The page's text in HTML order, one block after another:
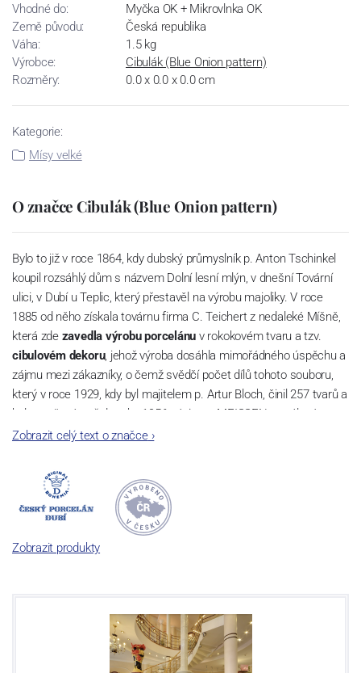
Vhodné do:
Myčka OK + Mikrovlnka OK
Země původu:
Česká republika
Váha:
1.5 kg
Výrobce:
Cibulák (Blue Onion pattern)
Rozměry:
0.0 x 0.0 x 0.0 cm
Kategorie:
Mísy velké
O značce Cibulák (Blue Onion pattern)
Bylo to již v roce 1864, kdy dubský průmyslník p. Anton Tschinkel
koupil rozsáhlý dům s názvem Dolní lesní mlýn, v dnešní Tovární
ulici, v Dubí u Teplic, který přestavěl na výrobu majoliky. V roce
1885 od něho získala továrnu firma C. Teichert z nedaleké Míšně,
která zde zavedla výrobu porcelánu v rokokovém tvaru a tzv.
cibulovém dekoru, jehož výroba dosáhla mimořádného úspěchu a
zájmu mezi zákazníky, o čemž svědčí počet dílů tohoto souboru,
který v roce 1929, kdy byl majitelem p. Artur Bloch, činil 257 tvarů a
byl označován až do roku 1956 nápisem MEISSEN v oválovém
rámečku.
počet jeho dílů v cibulovém provedení je 850 tvarů. Tyto výrobky
jsou garantovány Asociací sklářského a keramického průmyslu
České republiky jako „Český výrobek
Zobrazit celý text o značce›
Zobrazit produkty